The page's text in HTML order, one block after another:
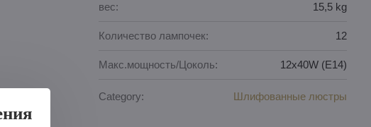
вес: 15,5 kg
Количество лампочек: 12
Макс.мощность/Цоколь: 12x40W (E14)
Category: Шлифованные люстры